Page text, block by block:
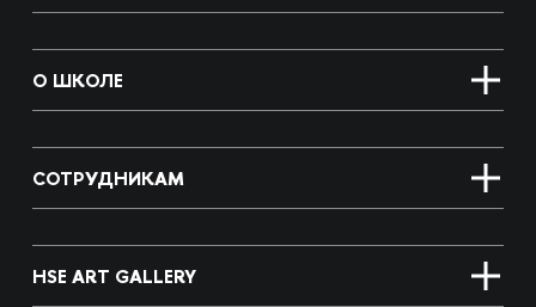
О ШКОЛЕ
СОТРУДНИКАМ
HSE ART GALLERY